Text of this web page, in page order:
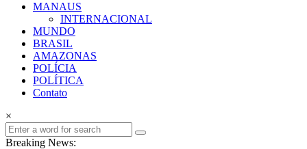
Japonês
Japão
mais
perto
MANAUS
INTERNACIONAL
MUNDO
BRASIL
AMAZONAS
POLÍCIA
POLÍTICA
Contato
×
Breaking News: